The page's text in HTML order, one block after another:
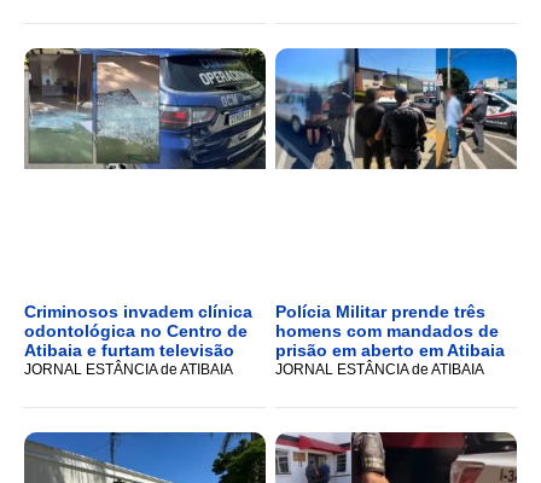
Criminosos invadem clínica
odontológica no Centro de
Atibaia e furtam televisão
JORNAL ESTÂNCIA de ATIBAIA
Polícia Militar prende três
homens com mandados de
prisão em aberto em Atibaia
JORNAL ESTÂNCIA de ATIBAIA